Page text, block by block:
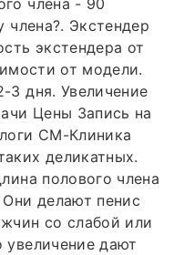
члена?. Экстендер
экстендера от
от модели.
3 дня. Увеличение
Цены Запись на
СМ-Клиника
деликатных.
полового члена
делают пенис
со слабой или
дают